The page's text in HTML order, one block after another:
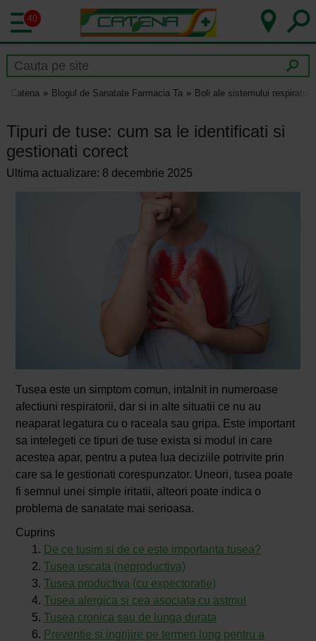
40
Catena Blogul de Sanatate Farmacia Ta Boli ale sistemului respirator
Tipuri de tuse: cum sa le identificati si
gestionati corect
Ultima actualizare: 8 decembrie 2025
Tusea este un simptom comun, intalnit in numeroase
afectiuni respiratorii, dar si in alte situatii ce nu au
neaparat legatura cu o raceala sau gripa. Este important
sa intelegeti ce tipuri de tuse exista si modul in care
acestea apar, pentru a putea lua deciziile potrivite prin
care sa le gestionati corespunzator. Uneori, tusea poate
fi semnul unei simple iritatii, alteori poate indica o
problema de sanatate mai serioasa.
Cuprins
De ce tusim si de ce este importanta tusea?
Tusea uscata (neproductiva)
Tusea productiva (cu expectoratie)
Tusea alergica si cea asociata cu astmul
Tusea cronica sau de lunga durata
Preventie si ingrijire pe termen lung pentru a